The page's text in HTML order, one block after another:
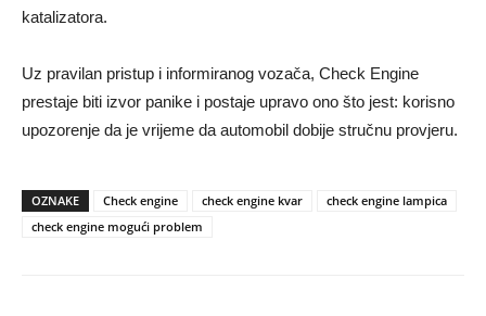
katalizatora.
Uz pravilan pristup i informiranog vozača, Check Engine
prestaje biti izvor panike i postaje upravo ono što jest: korisno
upozorenje da je vrijeme da automobil dobije stručnu provjeru.
OZNAKE Check engine check engine kvar
check engine lampica
check engine mogući problem